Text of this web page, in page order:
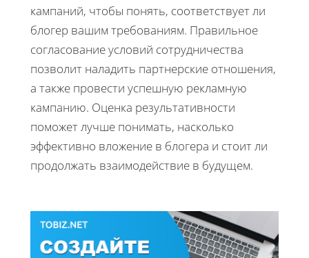
кампаний, чтобы понять, соответствует ли
блогер вашим требованиям. Правильное
согласование условий сотрудничества
позволит наладить партнерские отношения,
а также провести успешную рекламную
кампанию. Оценка результативности
поможет лучше понимать, насколько
эффективно вложение в блогера и стоит ли
продолжать взаимодействие в будущем.